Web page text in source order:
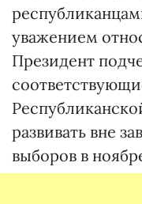
уважением
Президент
развивать вне
выборов в